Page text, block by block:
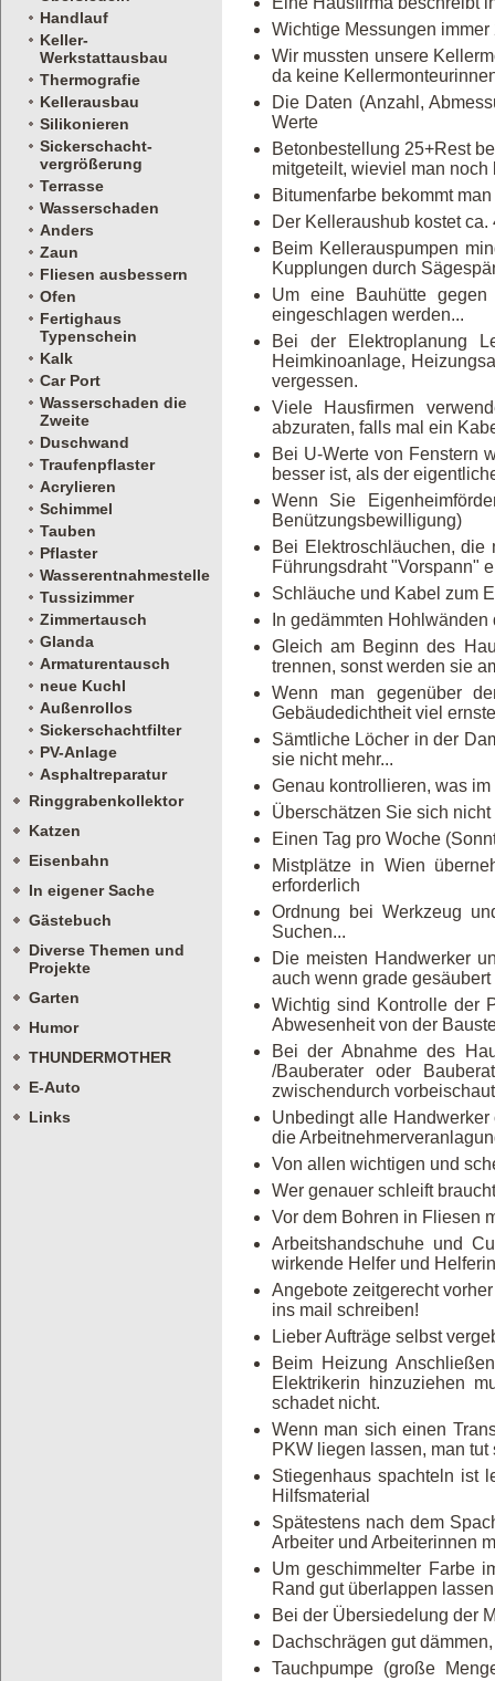
Handlauf
Keller-
Werkstattausbau
Thermografie
Kellerausbau
Silikonieren
Sickerschacht-
vergrößerung
Terrasse
Wasserschaden
Anders
Zaun
Fliesen ausbessern
Ofen
Fertighaus
Typenschein
Kalk
Car Port
Wasserschaden die
Zweite
Duschwand
Traufenpflaster
Acrylieren
Schimmel
Tauben
Pflaster
Wasserentnahmestelle
Tussizimmer
Zimmertausch
Glanda
Armaturentausch
neue Kuchl
Außenrollos
Sickerschachtfilter
PV-Anlage
Asphaltreparatur
Ringgrabenkollektor
Katzen
Eisenbahn
In eigener Sache
Gästebuch
Diverse Themen und
Projekte
Garten
Humor
THUNDERMOTHER
E-Auto
Links
Wichtige Messungen
Wir mussten unsere
da keine
Die Daten (Anzahl,
Werte
Betonbestellung 25+Rest
mitgeteilt, wieviel man noch
Bitumenfarbe bekommt
Der Kelleraushub kostet
Beim Kellerauspumpen
Kupplungen durch
Um eine Bauhütte
eingeschlagen werden...
Bei der Elektroplanung
Heimkinoanlage,
vergessen.
Viele Hausfirmen
abzuraten, falls mal ein
Bei U-Werte von Fenstern
besser ist, als der
Wenn Sie
Benützungsbewilligung)
Bei Elektroschläuchen,
Führungsdraht "Vorspann"
Schläuche und Kabel zum
In gedämmten
Gleich am Beginn des
trennen, sonst werden sie
Wenn man gegenüber
Gebäudedichtheit viel
Sämtliche Löcher in der
sie nicht mehr...
Genau kontrollieren, was
Überschätzen Sie sich
Einen Tag pro Woche
Mistplätze in Wien
erforderlich
Ordnung bei Werkzeug
Suchen...
Die meisten Handwerker
auch wenn grade gesäubert
Wichtig sind Kontrolle der
Abwesenheit von der
Bei der Abnahme des
/Bauberater oder
zwischendurch
Unbedingt alle
die
Von allen wichtigen und
Wer genauer schleift
Vor dem Bohren in Fliesen
Arbeitshandschuhe und
wirkende Helfer und
Angebote zeitgerecht
ins mail schreiben!
Lieber Aufträge selbst
Beim Heizung
Elektrikerin hinzuziehen
schadet nicht.
Wenn man sich einen
PKW liegen lassen, man
Stiegenhaus spachteln ist
Hilfsmaterial
Spätestens nach dem
Arbeiter und Arbeiterinnen
Um geschimmelter Farbe
Rand gut überlappen
Bei der Übersiedelung der
Dachschrägen gut
Tauchpumpe (große